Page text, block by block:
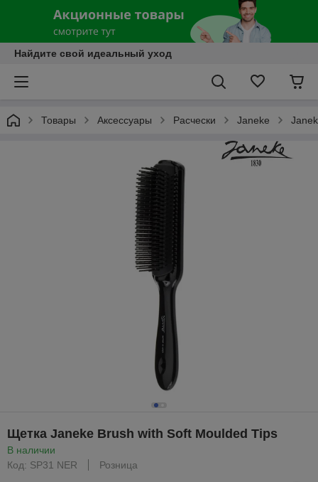
Найдите свой идеальный уход
Товары Аксессуары Расчески Janeke
Щетка Janeke Brush with Soft Moulded Tips
В наличии
Код: SP31 NER
Розница